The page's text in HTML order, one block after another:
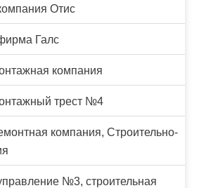
Отис
Галс
компания
трест №4
компания, Строительно-
№3, строительная